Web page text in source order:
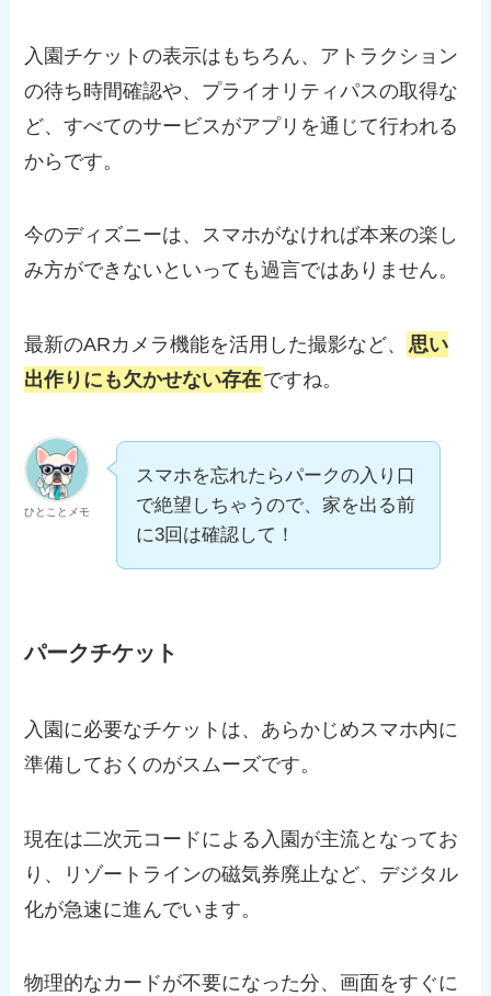
入園チケットの表示はもちろん、アトラクション
の待ち時間確認や、プライオリティパスの取得な
ど、すべてのサービスがアプリを通じて行われる
からです。
今のディズニーは、スマホがなければ本来の楽し
み方ができないといっても過言ではありません。
最新のARカメラ機能を活用した撮影など、 思い
出作りにも欠かせない存在ですね。
ひとことメモ
スマホを忘れたらパークの入り口
で絶望しちゃうので、家を出る前
に3回は確認して！
パークチケット
入園に必要なチケットは、あらかじめスマホ内に
準備しておくのがスムーズです。
現在は二次元コードによる入園が主流となってお
り、リゾートラインの磁気券廃止など、デジタル
化が急速に進んでいます。
物理的なカードが不要になった分、画面をすぐに